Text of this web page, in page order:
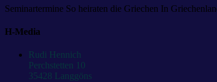
Seminartermine So heiraten die Griechen In
H-Media
Rudi Hennich
Perchstetten 10
35428 Langgöns